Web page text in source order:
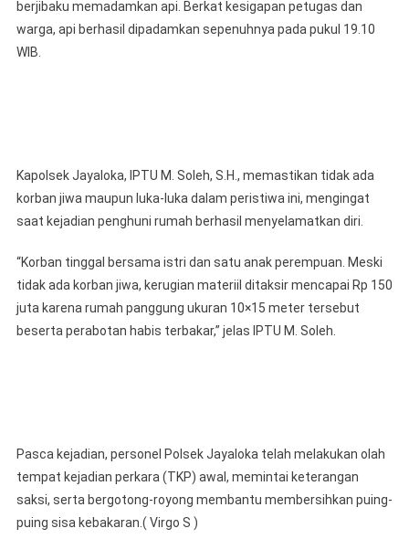
berjibaku memadamkan api. Berkat kesigapan petugas dan
warga, api berhasil dipadamkan sepenuhnya pada pukul 19.10
WIB.
Kapolsek Jayaloka, IPTU M. Soleh, S.H., memastikan tidak ada
korban jiwa maupun luka-luka dalam peristiwa ini, mengingat
saat kejadian penghuni rumah berhasil menyelamatkan diri.
“Korban tinggal bersama istri dan satu anak perempuan. Meski
tidak ada korban jiwa, kerugian materiil ditaksir mencapai Rp 150
juta karena rumah panggung ukuran 10×15 meter tersebut
beserta perabotan habis terbakar,” jelas IPTU M. Soleh.
Pasca kejadian, personel Polsek Jayaloka telah melakukan olah
tempat kejadian perkara (TKP) awal, memintai keterangan
saksi, serta bergotong-royong membantu membersihkan puing-
puing sisa kebakaran.( Virgo S )